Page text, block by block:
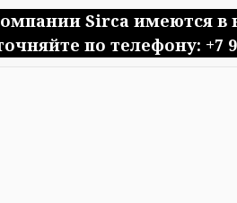
Sirca имеются в
по телефону: +7